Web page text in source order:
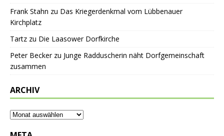
Frank Stahn zu Das Kriegerdenkmal vom Lübbenauer
Kirchplatz
Tartz zu Die Laasower Dorfkirche
Peter Beckerzu Junge Radduscherin näht Dorfgemeinschaft
zusammen
ARCHIV